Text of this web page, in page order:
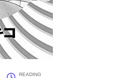
READING